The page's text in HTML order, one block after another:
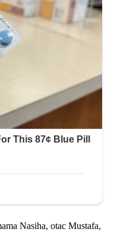
Nasiha, otac Mustafa,